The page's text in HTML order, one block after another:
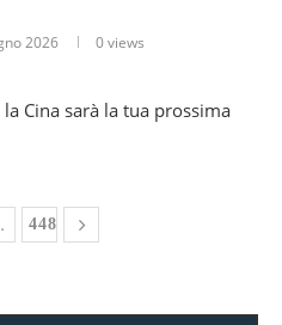
2026 0 views
Cina sarà la tua prossima
448